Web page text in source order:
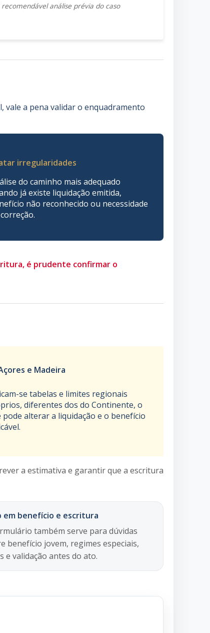
análise prévia do caso
vale a pena validar o enquadramento
irregularidades
do caminho mais adequado
já existe liquidação emitida,
não reconhecido ou necessidade
é prudente confirmar o
e Madeira
se tabelas e limites regionais
diferentes dos do Continente, o
pode alterar a liquidação e o benefício
a estimativa e garantir que a escritura
em benefício e escritura
também serve para dúvidas
benefício jovem, regimes especiais,
e validação antes do ato.